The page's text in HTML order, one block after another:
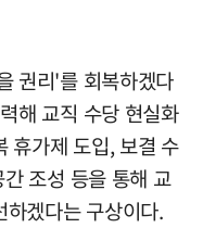
권리'를 회복하겠다
해 교직 수당 현실화
휴가제 도입, 보결 수
조성 등을 통해 교
겠다는 구상이다.